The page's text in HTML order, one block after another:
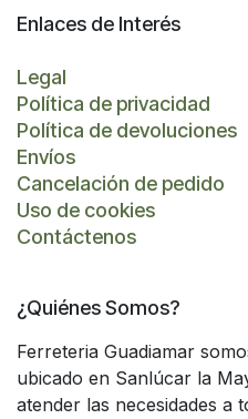
Enlaces de Interés
Legal
Política de privacidad
Política de devoluciones
Envíos
Cancelación de pedido
Uso de cookies
Contáctenos
¿Quiénes Somos?
Ferreteria Guadiamar
ubicado en Sanlúcar la
atender las necesidades a